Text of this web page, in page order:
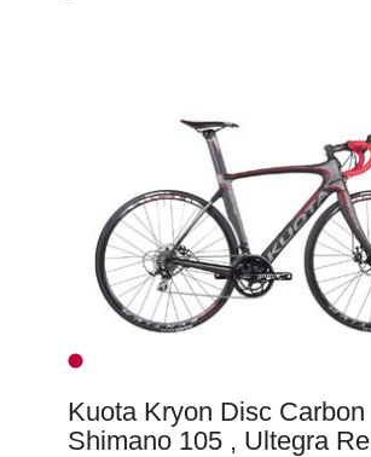
Kuota Kryon Disc Carbon
Shimano 105 , Ultegra